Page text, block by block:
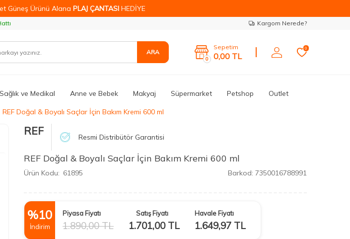
Güneş Ürünü Alana PLAJ ÇANTASI HEDİYE
Kargom Nerede?
ARA
0
Sepetim
0,00 TL
0
Sağlık ve Medikal Anne ve Bebek Makyaj Süpermarket Petshop Outlet
REF Doğal & Boyalı Saçlar İçin Bakım Kremi 600 ml
REF Resmi Distribütör Garantisi
REF Doğal & Boyalı Saçlar İçin Bakım Kremi 600 ml
Ürün Kodu: 61895 Barkod: 7350016788991
%10
İndirim
Piyasa Fiyatı
1.890,00TL
Satış Fiyatı
1.701,00TL
Havale Fiyatı
1.649,97 TL